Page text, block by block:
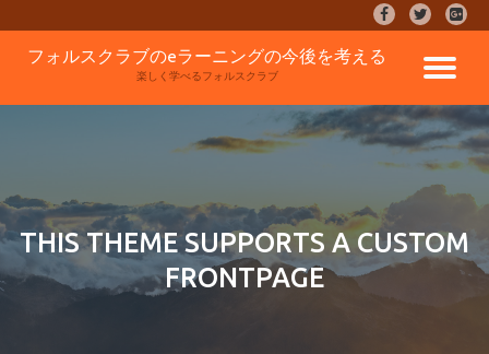
キ
ッ
fa-
facebook
fa-
twitter
fa-
plus-
square
ナ
ビ
ゲ
ー
フォルスクラブのeラーニングの今後を考える
楽しく学べるフォルスクラブ
THIS THEME SUPPORTS A CUSTOM
FRONTPAGE